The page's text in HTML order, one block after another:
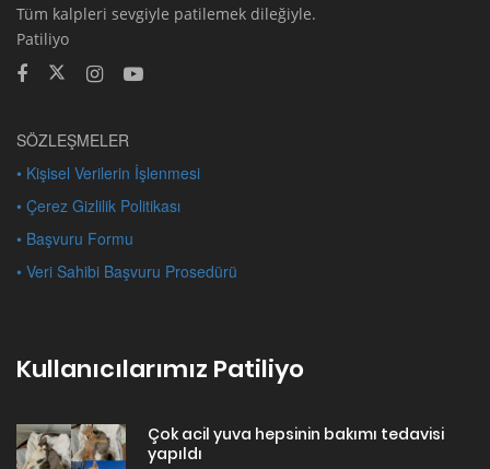
Tüm kalpleri sevgiyle patilemek dileğiyle.
Patiliyo
SÖZLEŞMELER
• Kişisel Verilerin İşlenmesi
• Çerez Gizlilik Politikası
• Başvuru Formu
• Veri Sahibi Başvuru Prosedürü
Kullanıcılarımız Patiliyo
Çok acil yuva hepsinin bakımı tedavisi
yapıldı